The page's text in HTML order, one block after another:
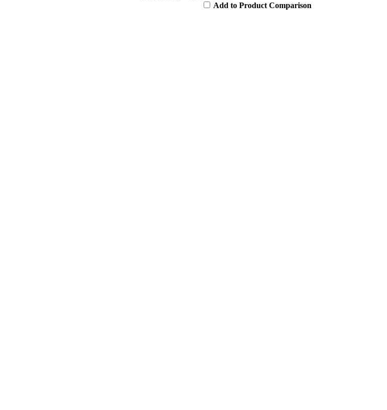
Add to Product Comparison